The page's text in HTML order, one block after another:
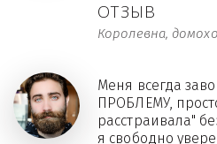
ОТЗЫВ
Королевна,
Меня всегда
ПРОБЛЕМУ,
расстраивала"
я свободно